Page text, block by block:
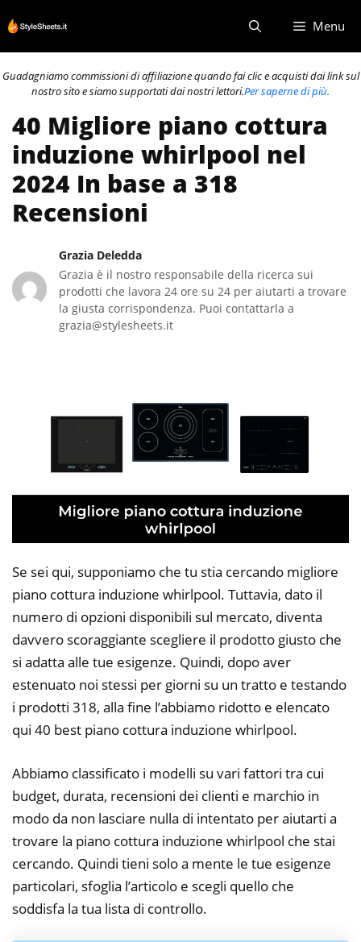
al
contenuto
Menu
Guadagniamo commissioni di affiliazione quando fai clic e acquisti dai link sul
nostro sito e siamo supportati dai nostri lettori.Per saperne di più.
40 Migliore piano cottura
induzione whirlpool nel
2024 In base a 318
Recensioni
Grazia Deledda
Grazia è il nostro responsabile della ricerca sui
prodotti che lavora 24 ore su 24 per aiutarti a trovare
la giusta corrispondenza. Puoi contattarla a
grazia@stylesheets.it
Se sei qui, supponiamo che tu stia cercando migliore
piano cottura induzione whirlpool. Tuttavia, dato il
numero di opzioni disponibili sul mercato, diventa
davvero scoraggiante scegliere il prodotto giusto che
si adatta alle tue esigenze. Quindi, dopo aver
estenuato noi stessi per giorni su un tratto e testando
i prodotti 318, alla fine l’abbiamo ridotto e elencato
qui 40 best piano cottura induzione whirlpool.
Abbiamo classificato i modelli su vari fattori tra cui
budget, durata, recensioni dei clienti e marchio in
modo da non lasciare nulla di intentato per aiutarti a
trovare la piano cottura induzione whirlpool che stai
cercando. Quindi tieni solo a mente le tue esigenze
particolari, sfoglia l’articolo e scegli quello che
soddisfa la tua lista di controllo.